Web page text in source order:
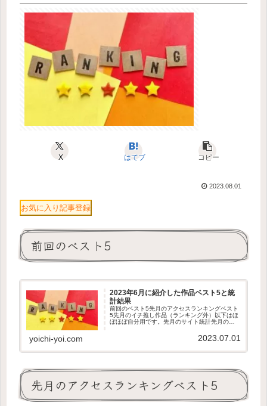
X はてブ コピー
2023.08.01
お気に入り記事登録
前回のベスト5
2023年6月に紹介した作品ベスト5と統
計結果
前回のベスト5先月のアクセスランキングベスト
5先月のイチ推し作品（ランキング外）以下はほ
ぼほぼ自分用です。先月のサイト統計先月のツ
yoichi-yoi.com 2023.07.01
先月のアクセスランキングベスト5